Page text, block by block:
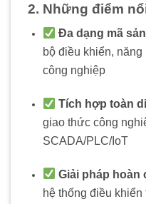
2. Những điểm
Đa dạng mã
bộ điều khiển,
công nghiệp
Tích hợp toàn
giao thức công
SCADA/PLC/IoT
Giải pháp hoàn
hệ thống điều khiển